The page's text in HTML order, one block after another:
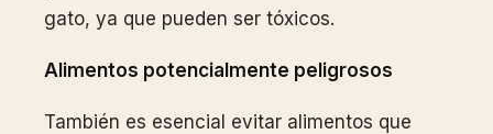
gato, ya que pueden ser tóxicos.
Alimentos potencialmente peligrosos
También es esencial evitar alimentos que